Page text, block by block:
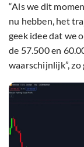
“Als we dit
nu hebben, het
geek idee dat we
de 57.500 en
waarschijnlijk”,